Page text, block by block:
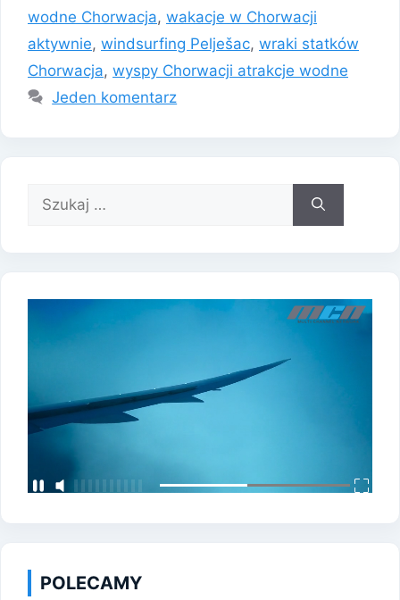
wodne Chorwacja, wakacje w Chorwacji
aktywnie, windsurfing Pelješac, wraki statków
Chorwacja, wyspy Chorwacji atrakcje wodne
Jeden komentarz
POLECAMY